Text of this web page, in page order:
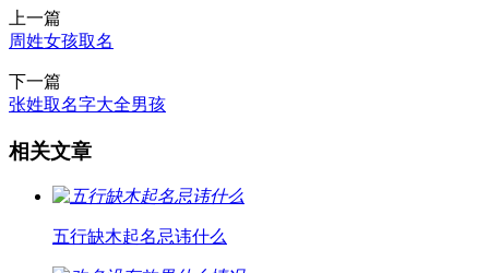
上一篇
周姓女孩取名
下一篇
张姓取名字大全男孩
相关文章
五行缺木起名忌讳什么